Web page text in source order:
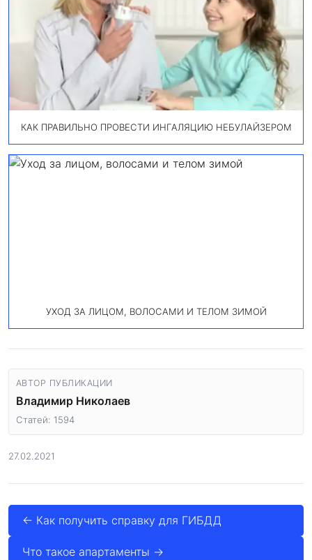
КАК ПРАВИЛЬНО ПРОВЕСТИ ИНГАЛЯЦИЮ НЕБУЛАЙЗЕРОМ
УХОД ЗА ЛИЦОМ, ВОЛОСАМИ И ТЕЛОМ ЗИМОЙ
АВТОР ПУБЛИКАЦИИ
Владимир Николаев
Статей: 1594
27.02.2021
← Как получить справку для ГИБДД
Что такое апартаменты →